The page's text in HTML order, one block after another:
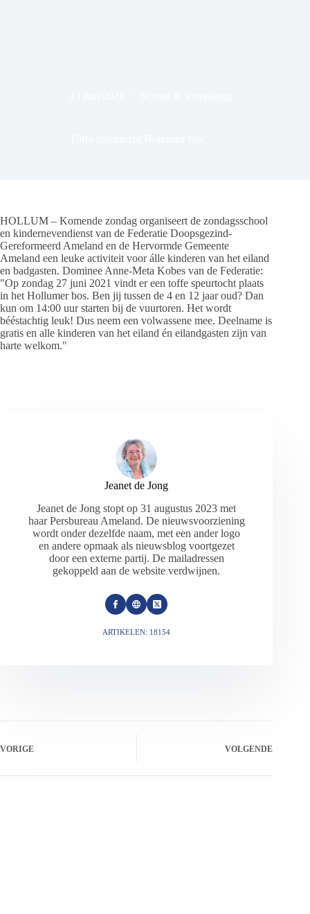
HOLLUM – Komende zondag organiseert de zondagsschool
en kindernevendienst van de Federatie Doopsgezind-
Gereformeerd Ameland en de Hervormde Gemeente
Ameland een leuke activiteit voor álle kinderen van het eiland
en badgasten. Dominee Anne-Meta Kobes van de Federatie:
"Op zondag 27 juni 2021 vindt er een toffe speurtocht plaats
in het Hollumer bos. Ben jij tussen de 4 en 12 jaar oud? Dan
kun om 14:00 uur starten bij de vuurtoren. Het wordt
bééstachtig leuk! Dus neem een volwassene mee. Deelname is
gratis en alle kinderen van het eiland én eilandgasten zijn van
harte welkom."
Jeanet de Jong
Jeanet de Jong stopt op 31 augustus 2023 met
haar Persbureau Ameland. De nieuwsvoorziening
wordt onder dezelfde naam, met een ander logo
en andere opmaak als nieuwsblog voortgezet
door een externe partij. De mailadressen
gekoppeld aan de website verdwijnen.
ARTIKELEN: 18154
VORIGE VOLGENDE